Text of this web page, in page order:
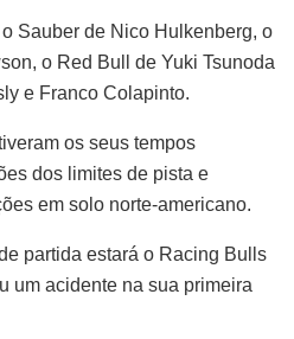
Sauber de Nico Hulkenberg, o
o Red Bull de Yuki Tsunoda
e Franco Colapinto.
os seus tempos
dos limites de pista e
em solo norte-americano.
partida estará o Racing Bulls
um acidente na sua primeira